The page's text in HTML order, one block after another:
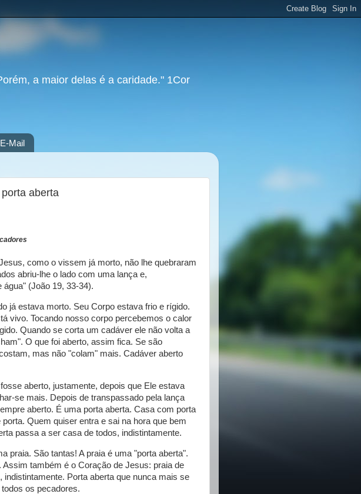
a maior delas é a caridade." 1Cor
E-Mail
aberta
como o vissem já morto, não lhe quebraram
abriu-lhe o lado com uma lança e,
água" (João 19, 33-34).
já estava morto. Seu Corpo estava frio e rígido.
vivo. Tocando nosso corpo percebemos o calor
Quando se corta um cadáver ele não volta a
O que foi aberto, assim fica. Se são
mas não "colam" mais. Cadáver aberto
aberto, justamente, depois que Ele estava
se mais. Depois de transpassado pela lança
aberto. É uma porta aberta. Casa com porta
Quem quiser entra e sai na hora que bem
passa a ser casa de todos, indistintamente.
praia. São tantas! A praia é uma "porta aberta".
Assim também é o Coração de Jesus: praia de
indistintamente. Porta aberta que nunca mais se
os pecadores.